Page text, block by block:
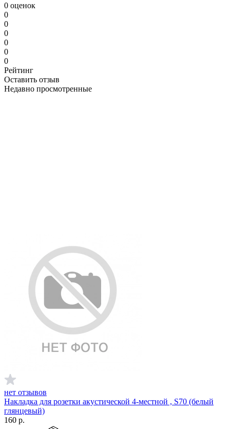
0 оценок
0
0
0
0
0
0
Рейтинг
Оставить отзыв
Недавно просмотренные
нет отзывов
Накладка для розетки акустической 4-местной , S70 (белый
глянцевый)
160 р.